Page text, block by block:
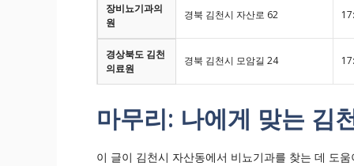
장비뇨기과의
원
경북 김천시 자산로 62
경상북도 김천
의료원
경북 김천시 모암길 24
마무리: 나에게 맞는 김
이 글이 김천시 자산동에서 비뇨기과를 찾는 데 도